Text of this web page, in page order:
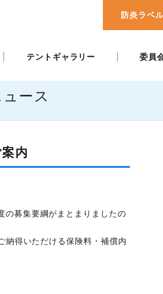
テントギャラリー 委員
防炎ラベ
ース
内
の募集要綱がまとまりましたの
納得いただける保険料・補償内